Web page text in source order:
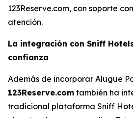
123Reserve.com, con soporte
atención.
La integración con Sniff
confianza
Además de incorporar Alugue
123Reserve.com también ha
tradicional plataforma Sniff